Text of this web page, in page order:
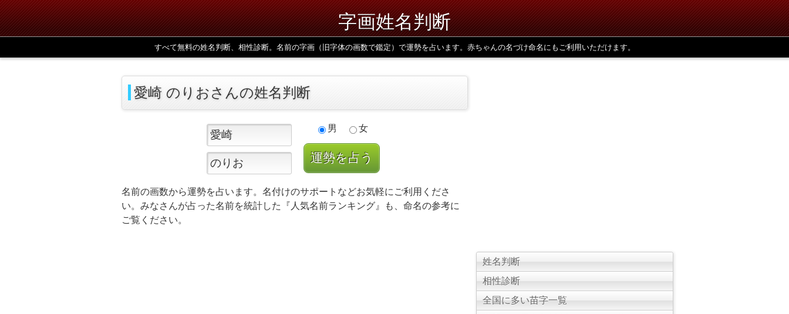
字画姓名判断
すべて無料の姓名判断、相性診断。名前の字画（旧字体の画数で鑑定）で運勢を占います。赤ちゃんの名づけ命名にもご利用いただけます。
愛崎 のりおさんの姓名判断
男 女
名前の画数から運勢を占います。名付けのサポートなどお気軽にご利用くださ
い。みなさんが占った名前を統計した『人気名前ランキング』も、命名の参考に
ご覧ください。
姓名判断
相性診断
全国に多い苗字一覧